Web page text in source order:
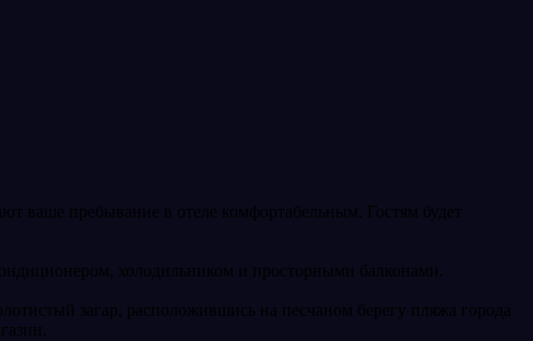
ваше пребывание в отеле комфортабельным. Гостям будет
холодильником и просторными балконами.
загар, расположившись на песчаном берегу пляжа города